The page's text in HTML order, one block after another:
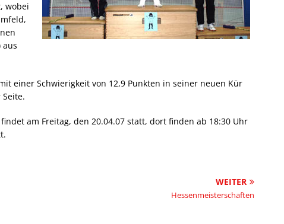
wobei
aus
einer Schwierigkeit von 12,9 Punkten in seiner neuen Kür
am Freitag, den 20.04.07 statt, dort finden ab 18:30 Uhr
WEITER
Hessenmeisterschaften